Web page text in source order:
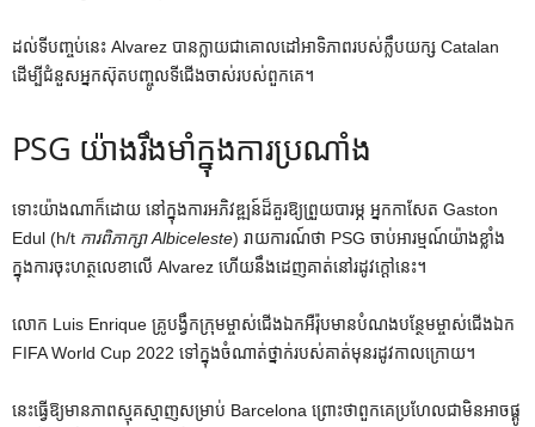
ដល់ទីបញ្ចប់នេះ Alvarez បានក្លាយជាគោលដៅអាទិភាពរបស់ក្លឹបយក្ស Catalan
ដើម្បីជំនួសអ្នកស៊ុតបញ្ចូលទីជើងចាស់របស់ពួកគេ។
PSG យ៉ាងរឹងមាំក្នុងការប្រណាំង
ទោះយ៉ាងណាក៏ដោយ នៅក្នុងការអភិវឌ្ឍន៍ដ៏គួរឱ្យព្រួយបារម្ភ អ្នកកាសែត Gaston
Edul (h/t ការពិភាក្សា Albiceleste) រាយការណ៍ថា PSG ចាប់អារម្មណ៍យ៉ាងខ្លាំង
ក្នុងការចុះហត្ថលេខាលើ Alvarez ហើយនឹងដេញគាត់នៅរដូវក្តៅនេះ។
លោក Luis Enrique គ្រូ​បង្វឹក​ក្រុម​ម្ចាស់​ជើងឯក​អឺរ៉ុប​មាន​បំណង​បន្ថែម​ម្ចាស់​ជើងឯក
FIFA World Cup 2022 ទៅ​ក្នុង​ចំណាត់​ថ្នាក់​របស់​គាត់​មុន​រដូវ​កាល​ក្រោយ។
នេះធ្វើឱ្យមានភាពស្មុគស្មាញសម្រាប់ Barcelona ព្រោះថាពួកគេប្រហែលជាមិនអាចផ្គូ